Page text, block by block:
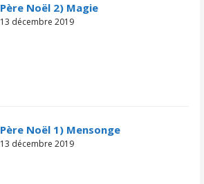
Père Noël 2) Magie
13 décembre 2019
Père Noël 1) Mensonge
13 décembre 2019